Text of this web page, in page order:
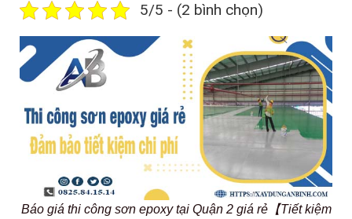
5/5 - (2 bình chọn)
Báo giá thi công sơn epoxy tại Quận 2 giá rẻ【Tiết kiệm